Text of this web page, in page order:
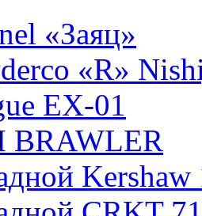
«Заяц»
«R»
EX-01
Kershaw